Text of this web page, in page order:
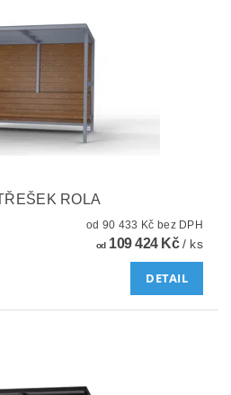
ROLA
od 90 433 Kč bez DPH
od109 424 Kč/ ks
DETAIL